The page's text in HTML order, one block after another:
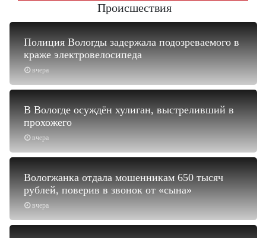
Происшествия
вчера
Полиция Вологды задержала подозреваемого в
краже электровелосипеда
вчера
В Вологде осуждён хулиган, выстреливший в
прохожего
вчера
Вологжанка отдала мошенникам 650 тысяч
рублей, поверив в звонок от «сына»